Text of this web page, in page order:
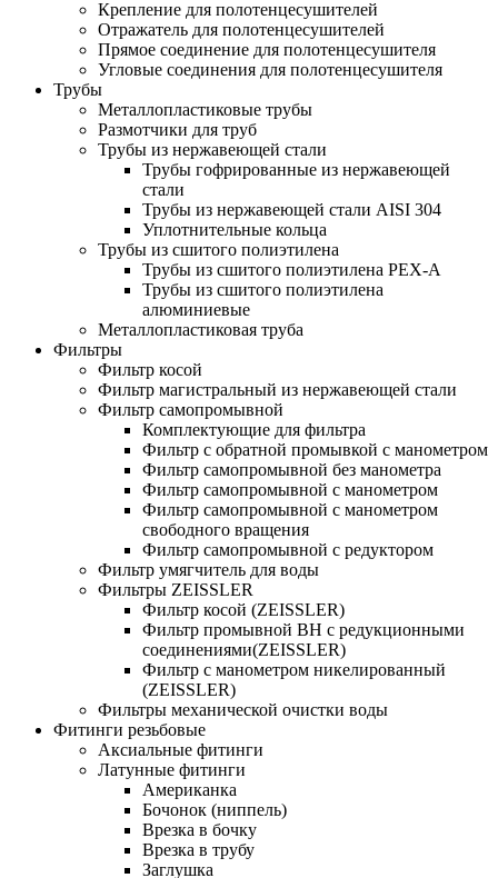
Крепление для полотенцесушителей
Отражатель для полотенцесушителей
Прямое соединение для полотенцесушителя
Угловые соединения для полотенцесушителя
Трубы
Металлопластиковые трубы
Размотчики для труб
Трубы из нержавеющей стали
Трубы гофрированные из нержавеющей
стали
Трубы из нержавеющей стали AISI 304
Уплотнительные кольца
Трубы из сшитого полиэтилена
Трубы из сшитого полиэтилена PEX-A
Трубы из сшитого полиэтилена
алюминиевые
Металлопластиковая труба
Фильтры
Фильтр косой
Фильтр магистральный из нержавеющей стали
Фильтр самопромывной
Комплектующие для фильтра
Фильтр с обратной промывкой c манометром
Фильтр самопромывной без манометра
Фильтр самопромывной с манометром
Фильтр самопромывной с манометром
свободного вращения
Фильтр самопромывной с редуктором
Фильтр умягчитель для воды
Фильтры ZEISSLER
Фильтр косой (ZEISSLER)
Фильтр промывной ВН с редукционными
соединениями(ZEISSLER)
Фильтр с манометром никелированный
(ZEISSLER)
Фильтры механической очистки воды
Фитинги резьбовые
Аксиальные фитинги
Латунные фитинги
Американка
Бочонок (ниппель)
Врезка в бочку
Врезка в трубу
Заглушка